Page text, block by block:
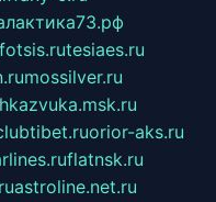
fotsis.rutesiaes.ru
mossilver.ru
orior-aks.ru
flatnsk.ru
astroline.net.ru